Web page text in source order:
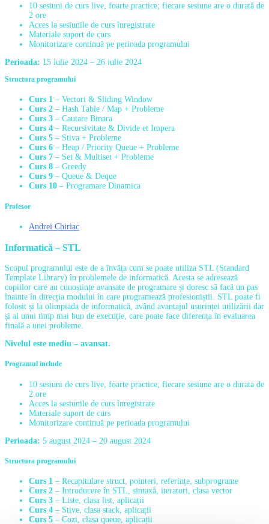
10 sesiuni de curs live, foarte practice; fiecare sesiune are o durată de
2 ore
Acces la sesiunile de curs înregistrate
Materiale suport de curs
Monitorizare continuă pe perioada programului
Perioada: 15 iulie 2024 – 26 iulie 2024
Structura programului
Curs 1 – Vectori & Sliding Window
Curs 2 – Hash Table / Map + Probleme
Curs 3 – Cautare Binara
Curs 4 – Recursivitate & Divide et Impera
Curs 5 – Stiva + Probleme
Curs 6 – Heap / Priority Queue + Probleme
Curs 7 – Set & Multiset + Probleme
Curs 8 – Greedy
Curs 9 – Queue & Deque
Curs 10 – Programare Dinamica
Profesor
Andrei Chiriac
Informatică – STL
Scopul programului este de a învăța cum se poate utiliza STL (Standard
Template Library) în problemele de informatică. Acesta se adresează
copiilor care au cunoștințe avansate de programare și doresc să facă un pas
înainte în direcția modului în care programează profesioniștii. STL poate fi
folosit și la olimpiada de informatică, având avantajul ușurinței utilizării dar
și al unui timp mai bun de execuție, care poate face diferența în evaluarea
finală a unei probleme.
Nivelul este mediu – avansat.
Programul include
10 sesiuni de curs live, foarte practice; fiecare sesiune are o durata de
2 ore
Acces la sesiunile de curs înregistrate
Materiale suport de curs
Monitorizare continuă pe perioada programului
Perioada: 5 august 2024 – 20 august 2024
Structura programului
Curs 1 – Recapitulare struct, pointeri, referințe, subprograme
Curs 2 – Introducere în STL, sintaxă, iteratori, clasa vector
Curs 3 – Liste, clasa list, aplicații
Curs 4 – Stive, clasa stack, aplicații
Curs 5 – Cozi, clasa queue, aplicații